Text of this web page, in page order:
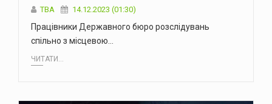
ТВА 14.12.2023 (01:30)
Працівники Державного бюро розслідувань
спільно з місцевою…
ЧИТАТИ...